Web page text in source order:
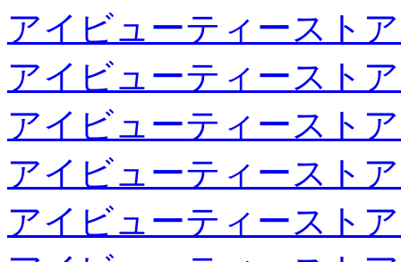
アイビューティースト
アイビューティースト
アイビューティースト
アイビューティースト
アイビューティースト